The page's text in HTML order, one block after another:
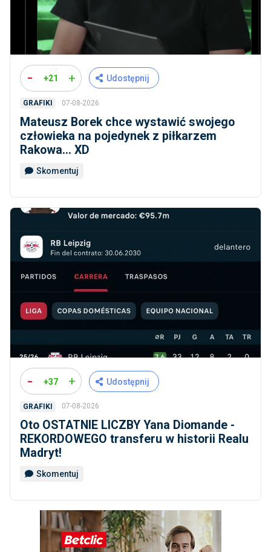
- +21 + Udostępnij
GRAFIKI 07-08-2026
Mateusz Borek chce wystawić swojego
człowieka na pojedynek z piłkarzem
Rakowa... XD
Skomentuj
- +37 + Udostępnij
GRAFIKI 07-08-2026
Oto OSTATNIE LICZBY Yana Diomande -
REKORDOWEGO transferu w historii Realu
Madryt!
Skomentuj